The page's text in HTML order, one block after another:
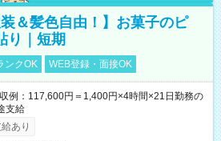
＆髪色自由！】お菓子のピ
り｜短期
ンクOK WEB登録・面接OK
例：117,600円＝1,400円×4時間×21日勤務の
支給
あり